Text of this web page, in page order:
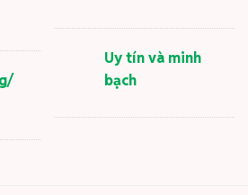
Uy tín và minh
bạch